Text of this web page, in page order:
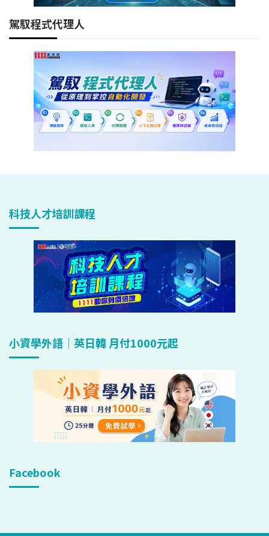
駕馭程式代理人
科技人才培訓課程
小資學外語｜英日韓 月付1000元起
Facebook